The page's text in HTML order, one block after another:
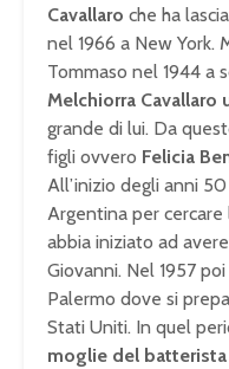
Cavallaro che ha
nel 1966 a New York.
Tommaso nel 1944 a
Melchiorra Cavallaro
grande di lui. Da
figli ovvero Felicia
All’inizio degli anni
Argentina per cercare
abbia iniziato ad
Giovanni. Nel 1957
Palermo dove si
Stati Uniti. In quel
moglie del batterista